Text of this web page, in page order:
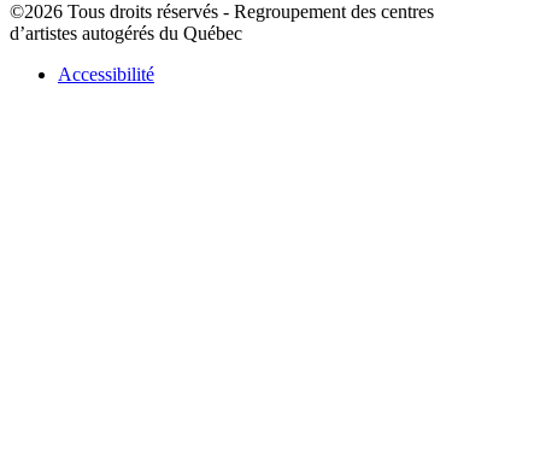
©2026 Tous droits réservés - Regroupement des centres
d’artistes autogérés du Québec
Accessibilité